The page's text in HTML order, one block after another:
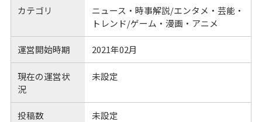
カテゴリ
ニュース・時事解説/エンタメ・芸能・
トレンド/ゲーム・漫画・アニメ
運営開始時期 2021年02月
現在の運営状
況
未設定
投稿数 未設定